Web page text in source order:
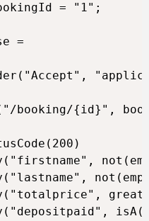
= "1";
=
booking/{id}",